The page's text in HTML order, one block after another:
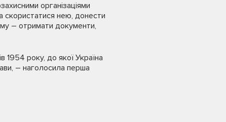
організаціями
скористатися нею, донести
– отримати документи,
1954 року, до якої Україна
– наголосила перша